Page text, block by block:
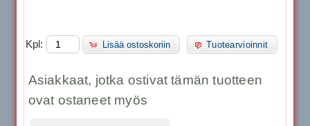
Kpl: Lisää ostoskoriin Tuotearvioinnit
Asiakkaat, jotka ostivat tämän tuotteen
ovat ostaneet myös